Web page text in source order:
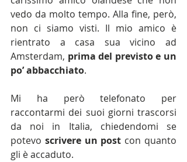
vedo da molto tempo. Alla fine, però,
non ci siamo visti. Il mio amico è
rientrato a casa sua vicino ad
Amsterdam, prima del previsto e un
po’ abbacchiato.
Mi ha però telefonato per
raccontarmi dei suoi giorni trascorsi
da noi in Italia, chiedendomi se
potevo scrivere un post con quanto
gli è accaduto.